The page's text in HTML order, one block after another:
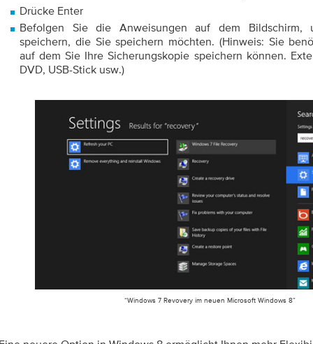
Drücke Enter
Befolgen Sie die Anweisungen auf dem
speichern, die Sie speichern möchten. (Hinweis: Sie
auf dem Sie Ihre Sicherungskopie speichern können.
DVD, USB-Stick usw.)
“Windows 7 Revovery im neuen Microsoft Windows 8”